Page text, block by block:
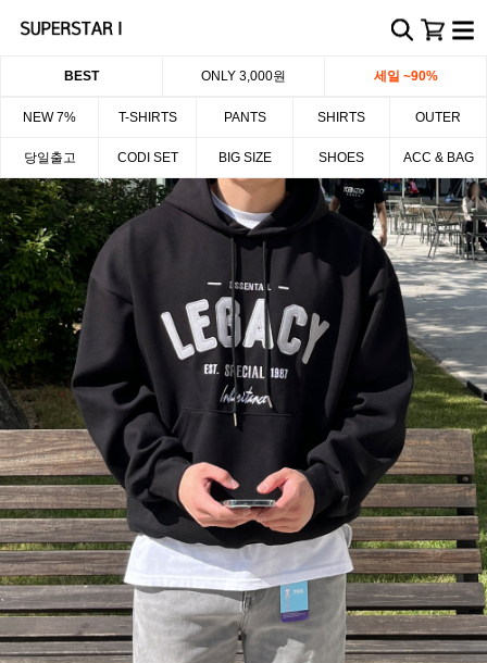
BEST ONLY 3,000원 세일 ~90%
NEW 7% T-SHIRTS PANTS SHIRTS OUTER
당일출고 CODI SET BIG SIZE SHOES ACC & BAG